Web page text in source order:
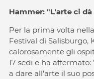
Hammer: "L'arte ci dà
Per la prima volta
Festival di Salisburgo,
calorosamente gli
17 sedi e ha
a dare all'arte il suo